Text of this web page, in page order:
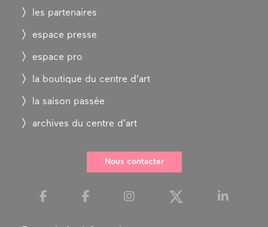
les partenaires
espace presse
espace pro
la boutique du centre d’art
la saison passée
archives du centre d’art
Nous contacter